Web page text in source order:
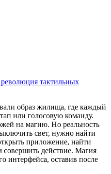
тактильных
образ жилища, где каждый
или голосовую команду.
на магию. Но реальность
свет, нужно найти
приложение, найти
действие. Магия
интерфейса, оставив после